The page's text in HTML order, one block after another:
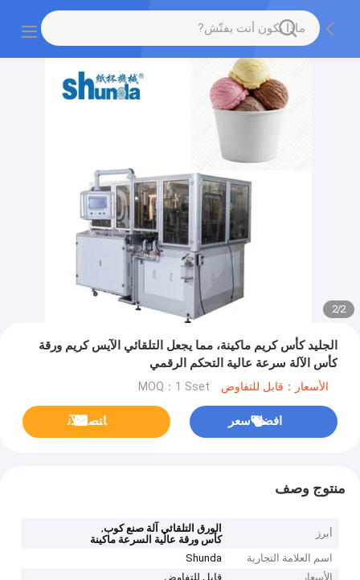
2
/
2
الجليد كأس كريم ماكينة، مما يجعل التلقائي الآيس كريم ورقة
كأس الآلة سرعة عالية التحكم الرقمي
الأسعار：قابل للتفاوض MOQ：1 Sset
افضل سعر ﺎﺘﺼﻟ ﺍﻶﻧ
منتوج وصف
أبرز الورق التلقائي آلة صنع كوب,
كأس ورقة عالية السرعة ماكينة
اسم العلامة التجارية
Shunda
الأسعار
قابل للتفاوض